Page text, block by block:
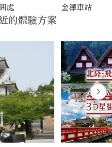
處 金澤車站
的體驗方案